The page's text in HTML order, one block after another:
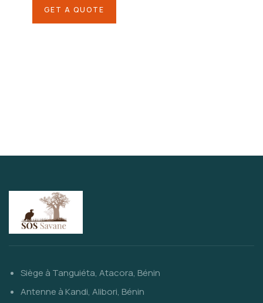
GET A QUOTE
Siège à Tanguiéta, Atacora, Bénin
Antenne à Kandi, Alibori, Bénin